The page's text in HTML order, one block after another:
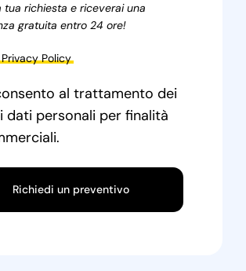
tua richiesta e riceverai una
gratuita entro 24 ore!
Privacy Policy
al trattamento dei
dati personali per finalità
Richiedi un preventivo